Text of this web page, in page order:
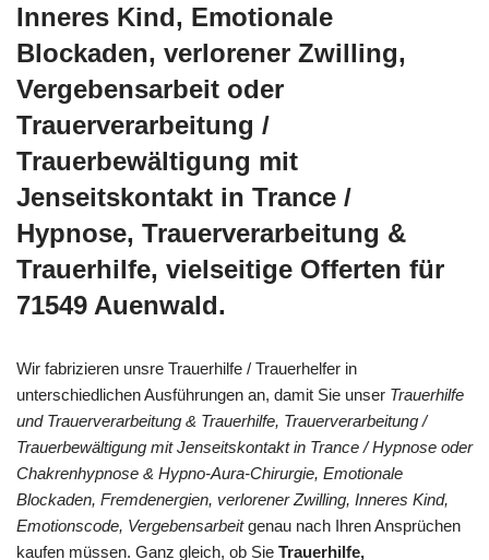
Inneres Kind, Emotionale
Blockaden, verlorener Zwilling,
Vergebensarbeit oder
Trauerverarbeitung /
Trauerbewältigung mit
Jenseitskontakt in Trance /
Hypnose, Trauerverarbeitung &
Trauerhilfe, vielseitige Offerten für
71549 Auenwald.
Wir fabrizieren unsre Trauerhilfe / Trauerhelfer in
unterschiedlichen Ausführungen an, damit Sie unser Trauerhilfe
und Trauerverarbeitung & Trauerhilfe, Trauerverarbeitung /
Trauerbewältigung mit Jenseitskontakt in Trance / Hypnose oder
Chakrenhypnose & Hypno-Aura-Chirurgie, Emotionale
Blockaden, Fremdenergien, verlorener Zwilling, Inneres Kind,
Emotionscode, Vergebensarbeitgenau nach Ihren Ansprüchen
kaufen müssen. Ganz gleich, ob Sie Trauerhilfe,